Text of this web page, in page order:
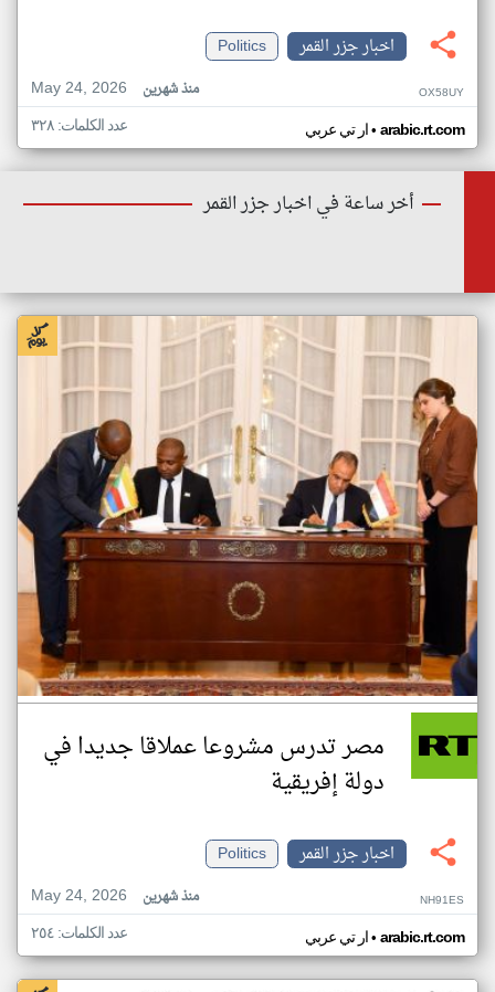
اخبار جزر القمر
Politics
May 24, 2026
منذ شهرين OX58UY
ار تي عربي• arabic.rt.com عدد الكلمات: ٣٢٨
أخر ساعة في اخبار جزر القمر
مصر تدرس مشروعا عملاقا جديدا في
دولة إفريقية
اخبار جزر القمر
Politics
May 24, 2026
منذ شهرين NH91ES
ار تي عربي• arabic.rt.com عدد الكلمات: ٢٥٤